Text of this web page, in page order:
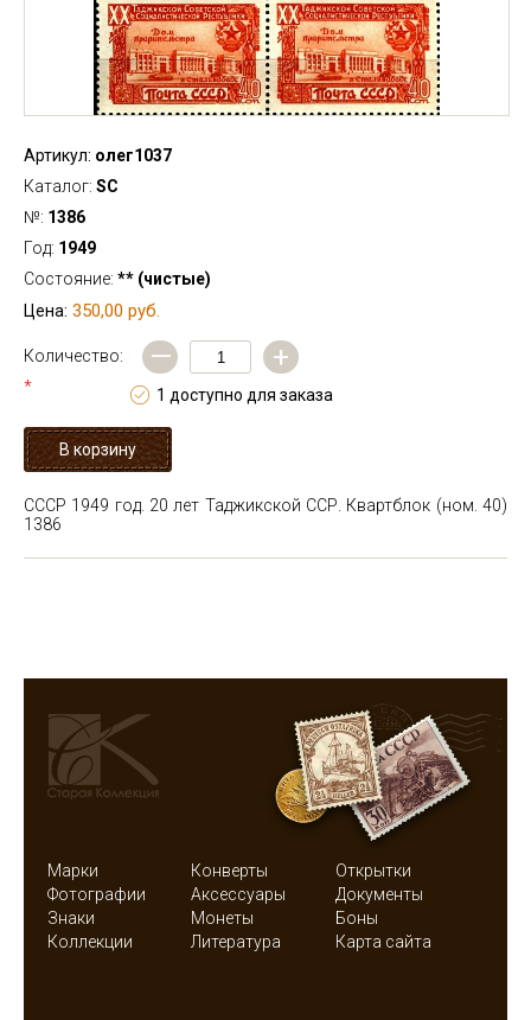
Артикул: олег1037
Каталог: SC
№: 1386
Год: 1949
Состояние: ** (чистые)
Цена: 350,00 руб.
Количество:
*
— +
1 доступно для заказа
СССР 1949 год. 20 лет Таджикской ССР. Квартблок (ном. 40)
1386
Марки Конверты
Открытки
Фотографии
Аксессуары
Документы
Знаки
Монеты
Боны
Коллекции
Литература Карта сайта